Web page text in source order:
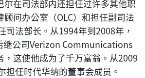
尔在司法部内还担任过许多其他职
顾问办公室（OLC）和担任副司法
司法部长。从1994年到2008年，
继公司Verizon Communications
，这使他成为了千万富翁。从2009
担任时代华纳的董事会成员。